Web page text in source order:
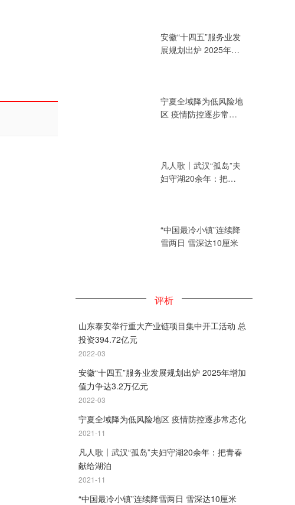
安徽“十四五”服务业发
展规划出炉 2025年增
宁夏全域降为低风险地
区 疫情防控逐步常态
凡人歌丨武汉“孤岛”夫
妇守湖20余年：把青
“中国最冷小镇”连续降
雪两日 雪深达10厘米
评析
山东泰安举行重大产业链项目集中开工活动 总
投资394.72亿元
2022-03
安徽“十四五”服务业发展规划出炉 2025年增加
值力争达3.2万亿元
2022-03
宁夏全域降为低风险地区 疫情防控逐步常态化
2021-11
凡人歌丨武汉“孤岛”夫妇守湖20余年：把青春
献给湖泊
2021-11
“中国最冷小镇”连续降雪两日 雪深达10厘米